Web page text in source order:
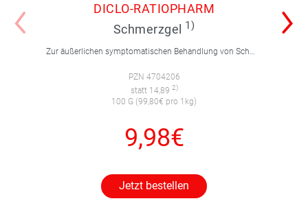
DICLO-RATIOPHARM
Schmerzgel 1)
Zur äußerlichen symptomatischen Behandlung von Schmerzen, Entzündungen und Schwellungen. Für Erwachsene und Jugendliche über 14 Jahre.
PZN 4704206
statt 14,89 2)
100 G (99,80€ pro 1kg)
9,98€
Jetzt bestellen